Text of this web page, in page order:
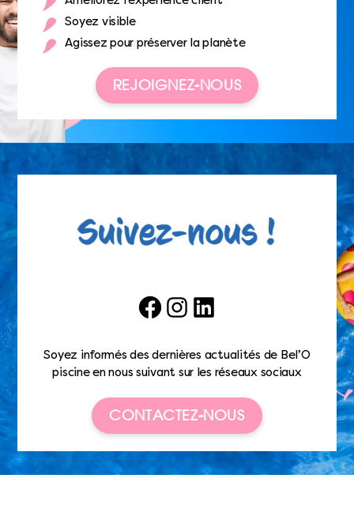
Soyez visible
Agissez pour préserver la planète
REJOIGNEZ-NOUS
FacebookInstagramLinkedIn
Soyez informés des dernières actualités de Bel’O
piscine en nous suivant sur les réseaux sociaux
CONTACTEZ-NOUS